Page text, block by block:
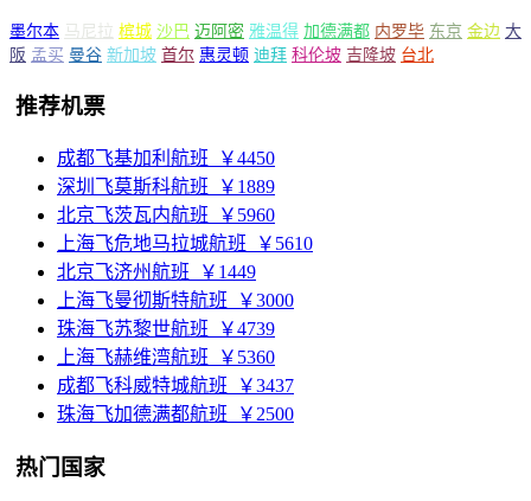
墨尔本 马尼拉 槟城 沙巴 迈阿密 雅温得 加德满都 内罗毕 东京 金边 大
阪 孟买 曼谷 新加坡 首尔 惠灵顿 迪拜 科伦坡 吉隆坡 台北
推荐机票
成都飞基加利航班
￥4450
深圳飞莫斯科航班
￥1889
北京飞茨瓦内航班
￥5960
上海飞危地马拉城航班
￥5610
北京飞济州航班
￥1449
上海飞曼彻斯特航班
￥3000
珠海飞苏黎世航班
￥4739
上海飞赫维湾航班
￥5360
成都飞科威特城航班
￥3437
珠海飞加德满都航班
￥2500
热门国家